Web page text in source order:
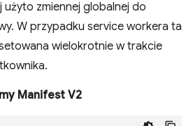
użyto zmiennej globalnej do
W przypadku service workera ta
wielokrotnie w trakcie
Manifest V2